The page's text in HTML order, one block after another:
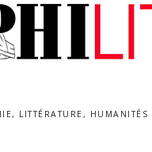
LITTÉRATURE, HUMANITÉS